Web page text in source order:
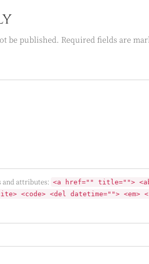
be published. Required fields are
and attributes: <a href="" title="">
<code> <del datetime="">